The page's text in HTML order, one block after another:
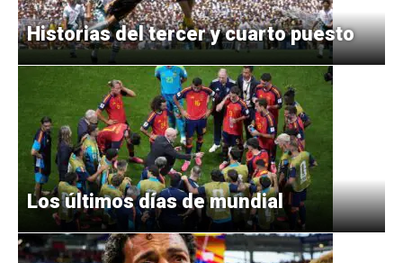
Historias del tercer y cuarto puesto
Los últimos días de mundial